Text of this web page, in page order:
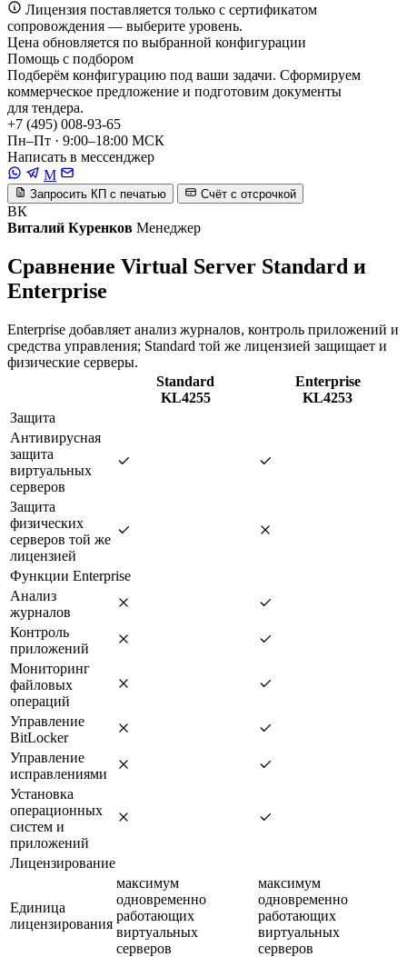
Лицензия поставляется только с сертификатом
сопровождения — выберите уровень.
Цена обновляется по выбранной конфигурации
Помощь с подбором
Подберём конфигурацию под ваши задачи. Сформируем
коммерческое предложение и подготовим документы
для тендера.
+7 (495) 008-93-65
Пн–Пт · 9:00–18:00 МСК
Написать в мессенджер
M
Запросить КП с печатью Счёт с отсрочкой
ВК
Виталий Куренков Менеджер
Сравнение Virtual Server Standard и
Enterprise
Enterprise добавляет анализ журналов, контроль приложений и
средства управления; Standard той же лицензией защищает и
физические серверы.
Standard
KL4255
Enterprise
KL4253
Защита
Антивирусная
защита
виртуальных
серверов
Защита
физических
серверов той же
лицензией
Функции Enterprise
Анализ
журналов
Контроль
приложений
Мониторинг
файловых
операций
Управление
BitLocker
Управление
исправлениями
Установка
операционных
систем и
приложений
Лицензирование
Единица
лицензирования
максимум
одновременно
работающих
виртуальных
серверов
максимум
одновременно
работающих
виртуальных
серверов